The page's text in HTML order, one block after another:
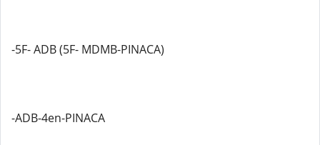
-5F- ADB (5F- MDMB-PINACA)
-ADB-4en-PINACA